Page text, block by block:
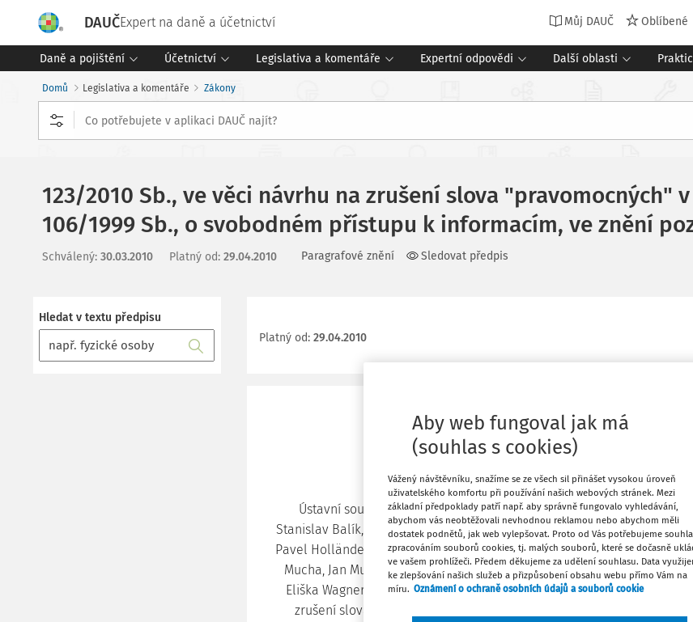
DAUČExpert na daně a účetnictví Můj DAUČ Oblíbené
Daně a pojištění Účetnictví Legislativa a komentáře Expertní odpovědi Další oblasti
Domů Legislativa a komentáře Zákony
123/2010 Sb., ve věci návrhu na zrušení slova "pravomocných"
106/1999 Sb., o svobodném přístupu k informacím, ve znění
Schválený: 30.03.2010 Platný od: 29.04.2010 Paragrafové znění Sledovat předpis
Hledat v textu předpisu
Platný od: 29.04.2010
123/2010 Sb.
NÁLEZ
Jménem republiky
Ústavní soud rozhodl dne 30. března 2010 v plénu ve složení
Stanislav Balík, František Duchoň, Vlasta Formánková, Vojen Güttler,
Pavel Holländer, Ivana Janů, Vladimír Kůrka, Dagmar Lastovecká, Jiří
Mucha, Jan Musil, Jiří Nykodým, Pavel Rychetský, Miloslav Výborný,
Eliška Wagnerová a Michaela Židlická o návrhu Mgr. F. K. Ph.D., na
zrušení slova „pravomocných“ v § 11 odst. 4 písm. b) zákona č.
Aby web fungoval jak má
(souhlas s cookies)
Vážený návštěvníku, snažíme se ze všech sil přinášet vysokou úroveň
uživatelského komfortu při používání našich webových stránek. Mezi
základní předpoklady patří např. aby správně fungovalo vyhledávání,
abychom vás neobtěžovali nevhodnou reklamou nebo abychom měli
dostatek podnětů, jak web vylepšovat. Proto od Vás potřebujeme
zpracováním souborů cookies, tj. malých souborů, které se dočasně
ve vašem prohlížeči. Předem děkujeme za udělení souhlasu. Data
ke zlepšování našich služeb a přizpůsobení obsahu webu přímo Vám na
míru. Oznámení o ochraně osobních údajů a souborů cookie